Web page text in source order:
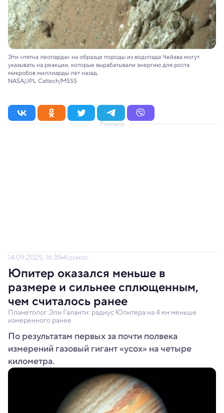
Эти «пятна леопарда» на образце породы из водопада Чейава могут
указывать на реакции, которые вырабатывали энергию для роста
микробов миллиарды лет назад.
NASA/JPL Caltech/MSSS
Реклама
14.09.2025, 16:35 Космос
Юпитер оказался меньше в
размере и сильнее сплющенным,
чем считалось ранее
Планетолог Эли Галанти: радиус Юпитера на 4 км меньше
измеренного ранее
По результатам первых за почти полвека
измерений газовый гигант «усох» на четыре
километра.